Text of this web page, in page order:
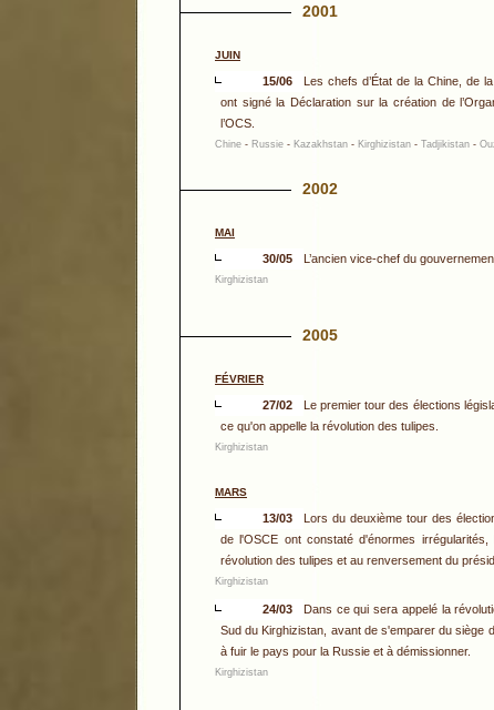
2001
JUIN
15/06
Les chefs d’État de la Chine, de
ont signé la Déclaration sur la création de
l’OCS.
Chine - Russie - Kazakhstan - Kirghizistan - Tadjikistan -
2002
MAI
30/05 L’ancien vice-chef du
Kirghizistan
2005
FÉVRIER
27/02
Le premier tour des élections
ce qu'on appelle la révolution des tulipes.
Kirghizistan
MARS
13/03
Lors du deuxième tour des
de l'OSCE ont constaté d'énormes
révolution des tulipes et au renversement du
Kirghizistan
24/03
Dans ce qui sera appelé la
Sud du Kirghizistan, avant de s'emparer du siège
à fuir le pays pour la Russie et à démissionner.
Kirghizistan